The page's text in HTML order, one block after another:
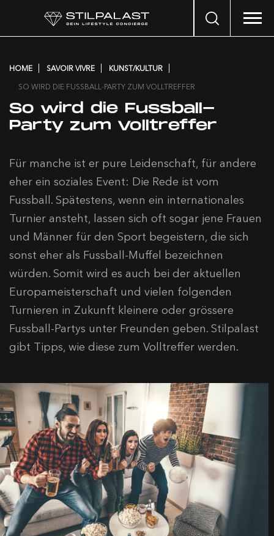
Search
HOME SAVOIR VIVRE
KUNST/KULTUR
SO WIRD DIE FUSSBALL-PARTY ZUM VOLLTREFFER
So wird die Fussball-
Party zum Volltreffer
Für manche ist er pure Leidenschaft, für andere
eher ein soziales Event: Die Rede ist vom
Fussball. Spätestens, wenn ein internationales
Turnier ansteht, lassen sich oft sogar jene Frauen
und Männer für den Sport begeistern, die sich
sonst eher als Fussball-Muffel bezeichnen
würden. Somit wird es auch bei der aktuellen
Europameisterschaft und vielen folgenden
Turnieren in Zukunft kleinere oder grössere
Fussball-Partys unter Freunden geben. Stilpalast
gibt Tipps, wie diese zum Volltreffer werden.